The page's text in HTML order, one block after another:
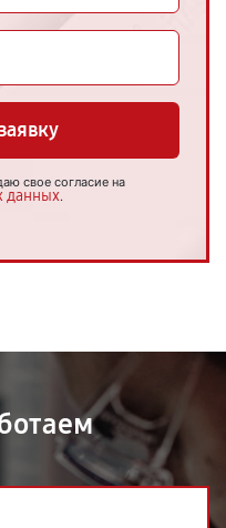
свое согласие на
данных.